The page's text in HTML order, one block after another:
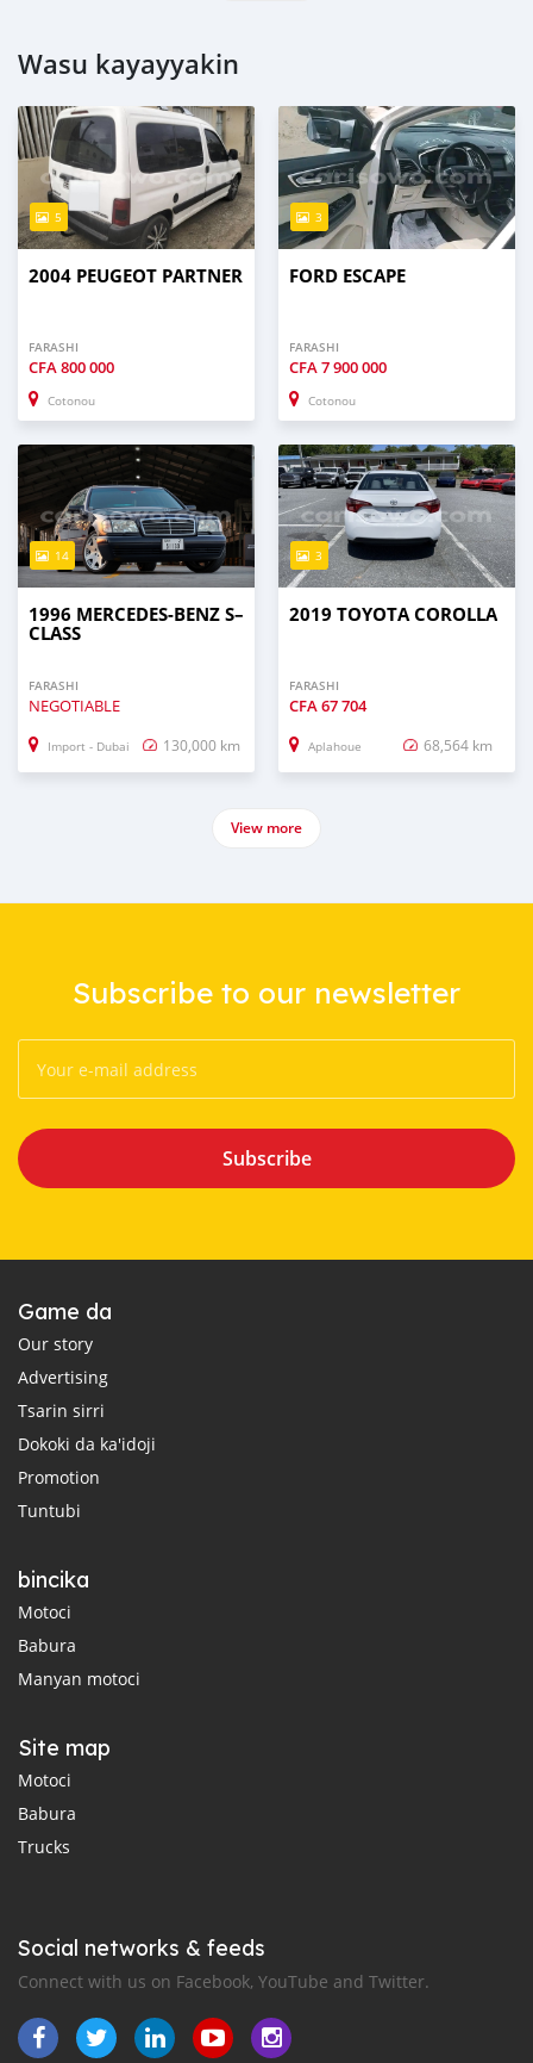
Wasu kayayyakin
5
2004 PEUGEOT PARTNER
FARASHI
CFA800 000
Cotonou
3
FORD ESCAPE
FARASHI
CFA7 900 000
Cotonou
14
1996 MERCEDES-BENZ S–
CLASS
FARASHI
NEGOTIABLE
Import - Dubai 130,000 km
3
2019 TOYOTA COROLLA
FARASHI
CFA67 704
Aplahoue 68,564 km
View more
Subscribe to our newsletter
Subscribe
Game da
Our story
Advertising
Tsarin sirri
Dokoki da ka'idoji
Promotion
Tuntubi
bincika
Motoci
Babura
Manyan motoci
Site map
Motoci
Babura
Trucks
Social networks & feeds
Connect with us on Facebook, YouTube and Twitter.